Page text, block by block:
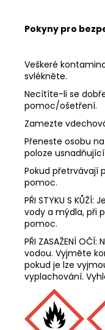
Pokyny pro
Veškeré
svlékněte.
Necítíte-li se
pomoc/ošetření.
Zamezte
Přeneste osobu
poloze
Pokud přetrvávají
pomoc.
PŘI STYKU S
vody a mýdla, při
pomoc.
PŘI ZASAŽENÍ
vodou. Vyjměte
pokud je lze
vyplachování.